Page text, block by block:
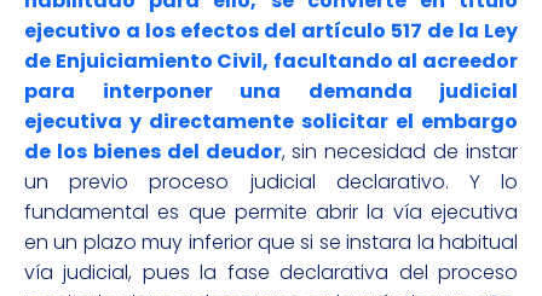
ejecutivo a los efectos del artículo 517 de la Ley
de Enjuiciamiento Civil, facultando al acreedor
para interponer una demanda judicial
ejecutiva y directamente solicitar el embargo
de los bienes del deudor, sin necesidad de instar
un previo proceso judicial declarativo. Y lo
fundamental es que permite abrir la vía ejecutiva
en un plazo muy inferior que si se instara la habitual
vía judicial, pues la fase declarativa del proceso